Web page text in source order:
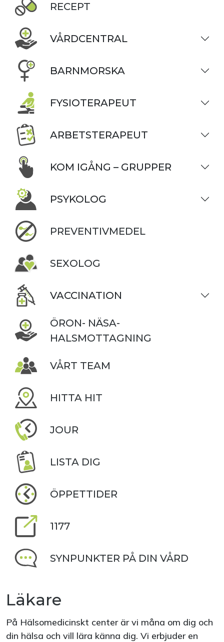
RECEPT
VÅRDCENTRAL
BARNMORSKA
FYSIOTERAPEUT
ARBETSTERAPEUT
KOM IGÅNG – GRUPPER
PSYKOLOG
PREVENTIVMEDEL
SEXOLOG
VACCINATION
ÖRON- NÄSA-
HALSMOTTAGNING
VÅRT TEAM
HITTA HIT
JOUR
LISTA DIG
ÖPPETTIDER
1177
SYNPUNKTER PÅ DIN VÅRD
Läkare
På Hälsomedicinskt center är vi måna om dig och
din hälsa och vill lära känna dig. Vi erbjuder en